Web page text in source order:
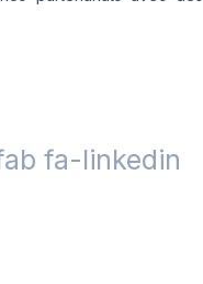
fa-linkedin